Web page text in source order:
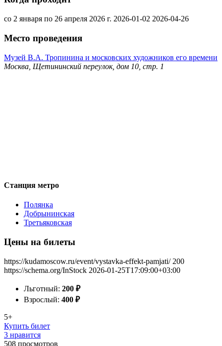
со 2 января по 26 апреля 2026 г. 2026-01-02 2026-04-26
Место проведения
Музей В.А. Тропинина и московских художников его времени
Москва, Щетининский переулок, дом 10, стр. 1
Станция метро
Полянка
Добрынинская
Третьяковская
Цены на билеты
https://kudamoscow.ru/event/vystavka-effekt-pamjati/ 200
https://schema.org/InStock 2026-01-25T17:09:00+03:00
Льготный: 200 ₽
Взрослый: 400 ₽
5+
Купить билет
3 нравится
508 просмотров